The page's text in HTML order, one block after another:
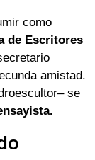
como
de Escritores
amistad.
se